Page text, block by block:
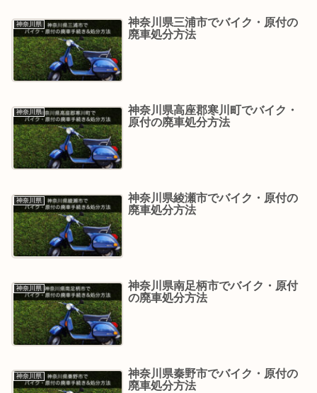
神奈川県
神奈川県三浦市でバイク・原付の
廃車処分方法
神奈川県
神奈川県高座郡寒川町でバイク・
原付の廃車処分方法
神奈川県
神奈川県綾瀬市でバイク・原付の
廃車処分方法
神奈川県
神奈川県南足柄市でバイク・原付
の廃車処分方法
神奈川県
神奈川県秦野市でバイク・原付の
廃車処分方法